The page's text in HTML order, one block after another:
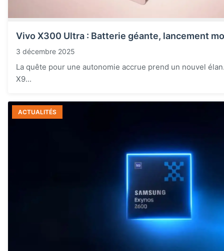
Vivo X300 Ultra : Batterie géante, lancement
3 décembre 2025
La quête pour une autonomie accrue prend un nouvel
X9...
ACTUALITÉS